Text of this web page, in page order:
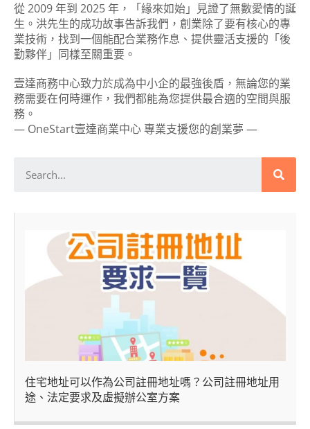
從 2009 年到 2025 年，「緣來如始」見證了無數愛情的誕
生。洪先生的成功故事告訴我們，創業除了要有核心的專
業技術，找到一個能配合業務作息、提供靈活支援的「後
勤夥伴」同樣至關重要。
壹達商務中心致力於成為中小企的最強後盾，無論您的業
務需要在何時運作，我們都能為您提供最合適的空間與服
務。
— OneStart壹達商業中心 專業支援您的創業夢 —
住宅地址可以作為公司註冊地址嗎？公司註冊地址用
途、法定要求及虛擬辦公室方案